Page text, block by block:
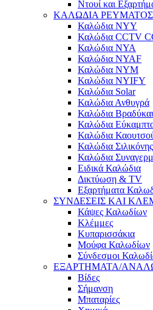
Ντουί και
ΚΑΛΩΔΙΑ ΡΕΥΜΑΤΟΣ
Καλώδια NYY
Καλώδια CCTV
Καλώδια NYA
Καλώδια NYAF
Καλώδια NYM
Καλώδια NYIFY
Καλώδια Solar
Καλώδια Ανθυγρά
Καλώδια
Καλώδια
Καλώδια
Καλώδια Σιλικόνης
Καλώδια
Ειδικά Καλώδια
Δικτύωση & TV
Εξαρτήματα
ΣΥΝΔΕΣΕΙΣ ΚΑΙ
Κάψες Καλωδίων
Κλέμμες
Κυπαρισσάκια
Μούφα Καλωδίων
Σύνδεσμοι
ΕΞΑΡΤΗΜΑΤΑ/
Βίδες
Σήμανση
Μπαταρίες